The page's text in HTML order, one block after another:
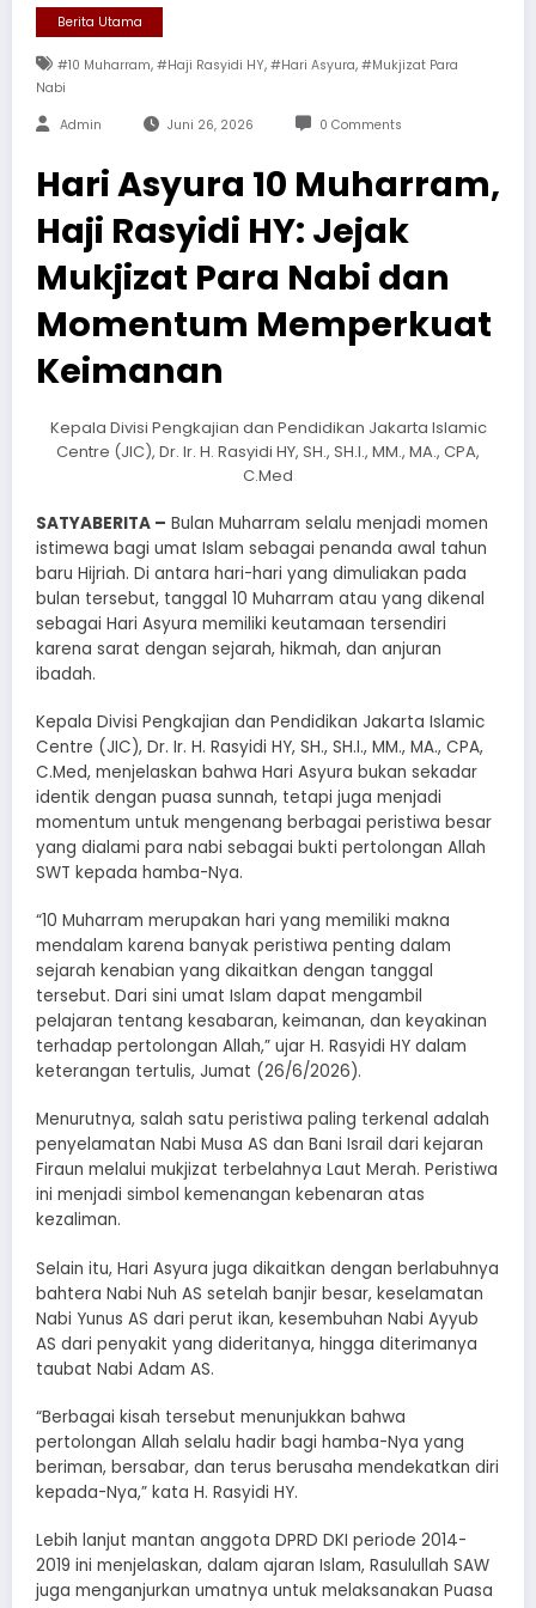
Berita Utama
#10 Muharram, #Haji Rasyidi HY, #Hari Asyura, #Mukjizat Para
Nabi
Admin Juni 26, 2026 0 Comments
Hari Asyura 10 Muharram,
Haji Rasyidi HY: Jejak
Mukjizat Para Nabi dan
Momentum Memperkuat
Keimanan
Kepala Divisi Pengkajian dan Pendidikan Jakarta Islamic
Centre (JIC), Dr. Ir. H. Rasyidi HY, SH., SH.I., MM., MA., CPA,
C.Med
SATYABERITA – Bulan Muharram selalu menjadi momen
istimewa bagi umat Islam sebagai penanda awal tahun
baru Hijriah. Di antara hari-hari yang dimuliakan pada
bulan tersebut, tanggal 10 Muharram atau yang dikenal
sebagai Hari Asyura memiliki keutamaan tersendiri
karena sarat dengan sejarah, hikmah, dan anjuran
ibadah.
Kepala Divisi Pengkajian dan Pendidikan Jakarta Islamic
Centre (JIC), Dr. Ir. H. Rasyidi HY, SH., SH.I., MM., MA., CPA,
C.Med, menjelaskan bahwa Hari Asyura bukan sekadar
identik dengan puasa sunnah, tetapi juga menjadi
momentum untuk mengenang berbagai peristiwa besar
yang dialami para nabi sebagai bukti pertolongan Allah
SWT kepada hamba-Nya.
“10 Muharram merupakan hari yang memiliki makna
mendalam karena banyak peristiwa penting dalam
sejarah kenabian yang dikaitkan dengan tanggal
tersebut. Dari sini umat Islam dapat mengambil
pelajaran tentang kesabaran, keimanan, dan keyakinan
terhadap pertolongan Allah,” ujar H. Rasyidi HY dalam
keterangan tertulis, Jumat (26/6/2026).
Menurutnya, salah satu peristiwa paling terkenal adalah
penyelamatan Nabi Musa AS dan Bani Israil dari kejaran
Firaun melalui mukjizat terbelahnya Laut Merah. Peristiwa
ini menjadi simbol kemenangan kebenaran atas
kezaliman.
Selain itu, Hari Asyura juga dikaitkan dengan berlabuhnya
bahtera Nabi Nuh AS setelah banjir besar, keselamatan
Nabi Yunus AS dari perut ikan, kesembuhan Nabi Ayyub
AS dari penyakit yang dideritanya, hingga diterimanya
taubat Nabi Adam AS.
“Berbagai kisah tersebut menunjukkan bahwa
pertolongan Allah selalu hadir bagi hamba-Nya yang
beriman, bersabar, dan terus berusaha mendekatkan diri
kepada-Nya,” kata H. Rasyidi HY.
Lebih lanjut mantan anggota DPRD DKI periode 2014-
2019 ini menjelaskan, dalam ajaran Islam, Rasulullah SAW
juga menganjurkan umatnya untuk melaksanakan Puasa